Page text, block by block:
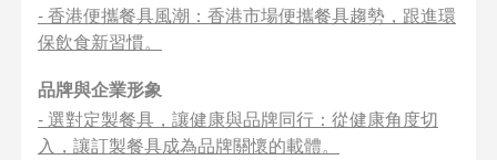
-香港便攜餐具風潮 ：香港市場便攜餐具趨勢，跟進環
保飲食新習慣。
品牌與企業形象
-選對定製餐具，讓健康與品牌同行：從健康角度切
入，讓訂製餐具成為品牌關懷的載體。